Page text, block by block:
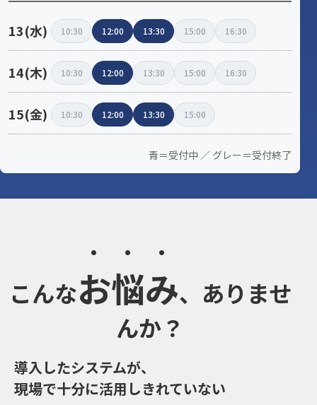
13(水) 10:30 12:00 13:30 15:00 16:30
14(木) 10:30 12:00 13:30 15:00 16:30
15(金) 10:30 12:00 13:30 15:00
青＝受付中 ／ グレー＝受付終了
こんなお悩み、ありませ
んか？
導入したシステムが、
現場で十分に活用しきれていない